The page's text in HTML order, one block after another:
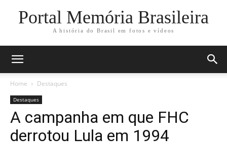
Portal Memória Brasileira
A história do Brasil em fotos e vídeos
Home Destaques
Destaques
A campanha em que FHC
derrotou Lula em 1994